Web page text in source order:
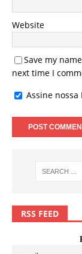
Website
Save my
next time I
Assine
RSS FEED